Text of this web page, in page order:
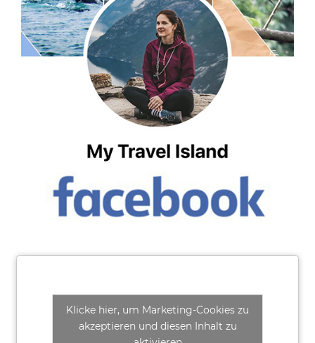
Klicke hier, um Marketing-Cookies zu
akzeptieren und diesen Inhalt zu